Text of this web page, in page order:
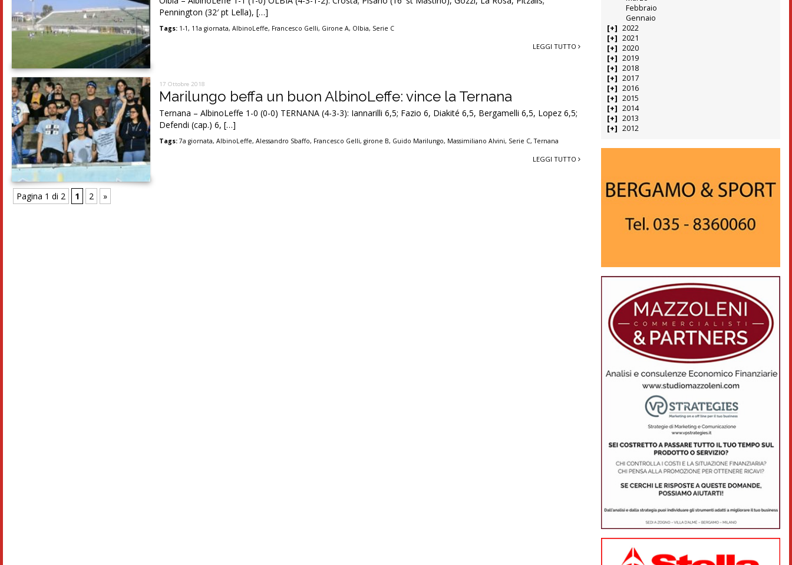
Pennington (32′ pt Lella), […]
Tags: 1-1, 11a giornata,AlbinoLeffe, Francesco Gelli, Girone A, Olbia, Serie C
LEGGI TUTTO
17 Ottobre 2018
Marilungo beffa un buon AlbinoLeffe: vince la Ternana
Ternana – AlbinoLeffe 1-0 (0-0) TERNANA (4-3-3): Iannarilli 6,5; Fazio 6, Diakité 6,5, Bergamelli 6,5, Lopez 6,5;
Defendi (cap.) 6, […]
Tags: 7a giornata,AlbinoLeffe,Alessandro Sbaffo, Francesco Gelli,girone B, Guido Marilungo, Massimiliano Alvini, Serie C,Ternana
LEGGI TUTTO
Pagina 1 di 2 1 2 »
Febbraio
Gennaio
2022
2021
2020
2019
2018
2017
2016
2015
2014
2013
2012